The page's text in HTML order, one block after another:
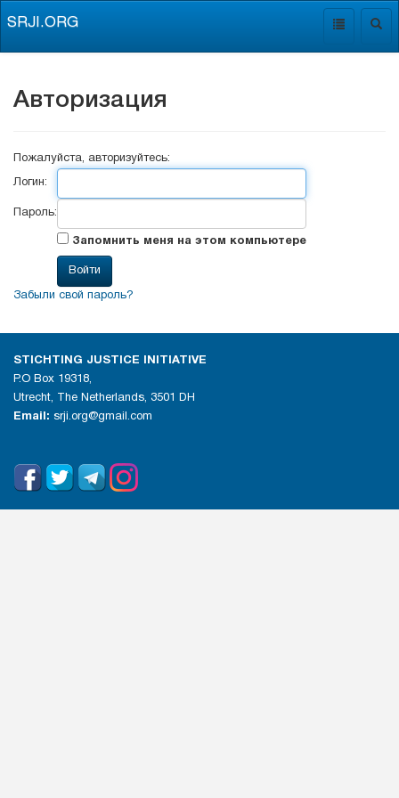
Toggle
SRJI.ORG
Авторизация
Пожалуйста, авторизуйтесь:
Логин:
Пароль:
Запомнить меня на этом компьютере
Забыли свой пароль?
STICHTING JUSTICE INITIATIVE
P.O Box 19318,
Utrecht, The Netherlands, 3501 DH
Email: srji.org@gmail.com